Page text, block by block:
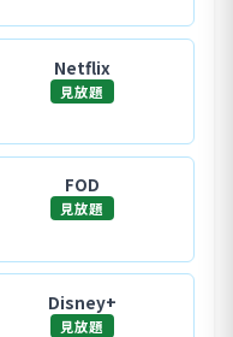
Netflix
見放題
FOD
見放題
Disney+
見放題